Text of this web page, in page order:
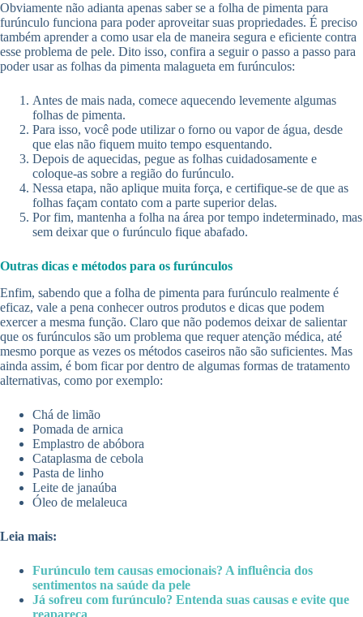
Obviamente não adianta apenas saber se a folha de pimenta para
furúnculo funciona para poder aproveitar suas propriedades. É preciso
também aprender a como usar ela de maneira segura e eficiente contra
esse problema de pele. Dito isso, confira a seguir o passo a passo para
poder usar as folhas da pimenta malagueta em furúnculos:
Antes de mais nada, comece aquecendo levemente algumas
folhas de pimenta.
Para isso, você pode utilizar o forno ou vapor de água, desde
que elas não fiquem muito tempo esquentando.
Depois de aquecidas, pegue as folhas cuidadosamente e
coloque-as sobre a região do furúnculo.
Nessa etapa, não aplique muita força, e certifique-se de que as
folhas façam contato com a parte superior delas.
Por fim, mantenha a folha na área por tempo indeterminado, mas
sem deixar que o furúnculo fique abafado.
Outras dicas e métodos para os furúnculos
Enfim, sabendo que a folha de pimenta para furúnculo realmente é
eficaz, vale a pena conhecer outros produtos e dicas que podem
exercer a mesma função. Claro que não podemos deixar de salientar
que os furúnculos são um problema que requer atenção médica, até
mesmo porque as vezes os métodos caseiros não são suficientes. Mas
ainda assim, é bom ficar por dentro de algumas formas de tratamento
alternativas, como por exemplo:
Chá de limão
Pomada de arnica
Emplastro de abóbora
Cataplasma de cebola
Pasta de linho
Leite de janaúba
Óleo de melaleuca
Leia mais:
Furúnculo tem causas emocionais? A influência dos
sentimentos na saúde da pele
Já sofreu com furúnculo? Entenda suas causas e evite que
reapareça